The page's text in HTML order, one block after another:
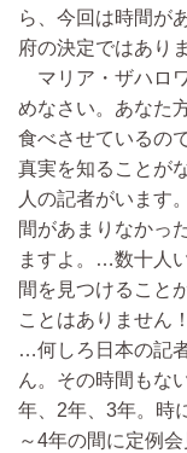
ら、今回は時間が
府の決定ではあり
マリア・ザハロ
めなさい。あなた
食べさせているの
真実を知ることが
人の記者がいます
間があまりなかっ
ますよ。…数十人
間を見つけること
ことはありません
…何しろ日本の記
ん。その時間もな
年、2年、3年。時
～4年の間に定例